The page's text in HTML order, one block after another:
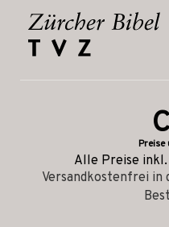
Preise
Alle Preise
Versandkostenfrei in